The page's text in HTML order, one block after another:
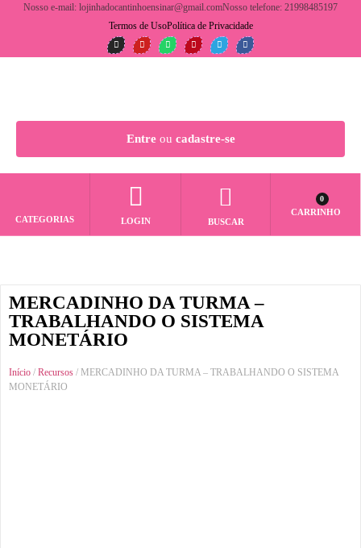
Nosso e-mail: lojinhadocantinhoensinar@gmail.comNosso telefone: 21998485197
Termos de UsoPolítica de Privacidade
Entreou cadastre-se
CATEGORIAS LOGIN BUSCAR
0
CARRINHO
MERCADINHO DA TURMA –
TRABALHANDO O SISTEMA
MONETÁRIO
Início / Recursos / MERCADINHO DA TURMA – TRABALHANDO O SISTEMA
MONETÁRIO